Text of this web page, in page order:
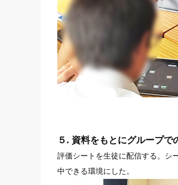
５. 資料をもとにグループで
評価シートを生徒に配信する。シ
中できる環境にした。